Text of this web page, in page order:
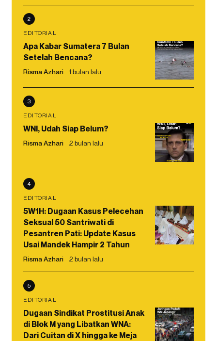
2
EDITORIAL
Apa Kabar Sumatera 7 Bulan
Setelah Bencana?
Risma Azhari 1 bulan lalu
3
EDITORIAL
WNI, Udah Siap Belum?
Risma Azhari 2 bulan lalu
4
EDITORIAL
5W1H: Dugaan Kasus Pelecehan
Seksual 50 Santriwati di
Pesantren Pati: Update Kasus
Usai Mandek Hampir 2 Tahun
Risma Azhari 2 bulan lalu
5
EDITORIAL
Dugaan Sindikat Prostitusi Anak
di Blok M yang Libatkan WNA:
Dari Cuitan di X hingga ke Meja